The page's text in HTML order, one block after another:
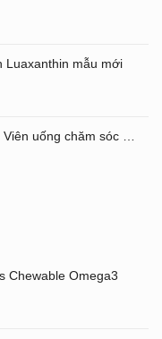
Luaxanthin mẫu mới
Chewable Omega3